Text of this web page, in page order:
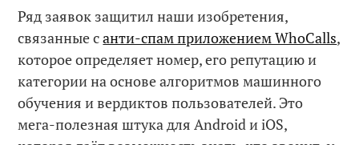
Ряд заявок защитил наши изобретения,
связанные санти-спам приложением WhoCalls,
которое определяет номер, его репутацию и
категории на основе алгоритмов машинного
обучения и вердиктов пользователей. Это
мега-полезная штука для Android и iOS,